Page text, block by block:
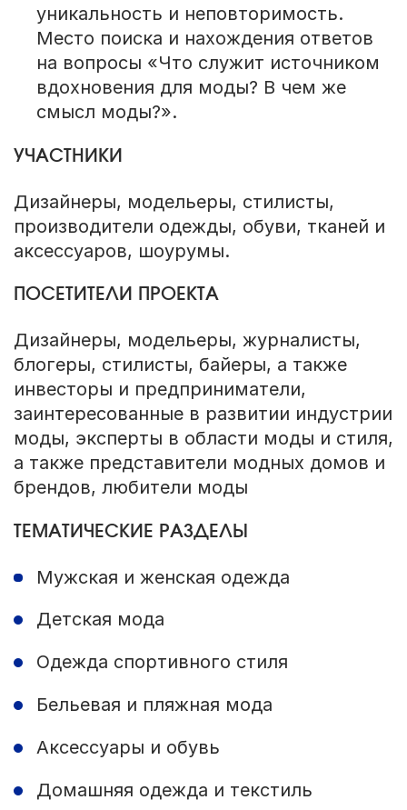
уникальность и неповторимость.
Место поиска и нахождения ответов
на вопросы «Что служит источником
вдохновения для моды? В чем же
смысл моды?».
УЧАСТНИКИ
Дизайнеры, модельеры, стилисты,
производители одежды, обуви, тканей и
аксессуаров, шоурумы.
ПОСЕТИТЕЛИ ПРОЕКТА
Дизайнеры, модельеры, журналисты,
блогеры, стилисты, байеры, а также
инвесторы и предприниматели,
заинтересованные в развитии индустрии
моды, эксперты в области моды и стиля,
а также представители модных домов и
брендов, любители моды
ТЕМАТИЧЕСКИЕ РАЗДЕЛЫ
Мужская и женская одежда
Детская мода
Одежда спортивного стиля
Бельевая и пляжная мода
Аксессуары и обувь
Домашняя одежда и текстиль